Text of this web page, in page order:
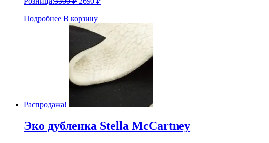
Подробнее В корзину
Распродажа!
Эко дубленка Stella McCartney